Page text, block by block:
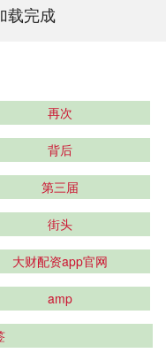
载完成
再次
背后
第三届
街头
大财配资app官网
amp